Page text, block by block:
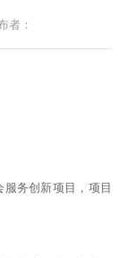
者：
服务创新项目，项目